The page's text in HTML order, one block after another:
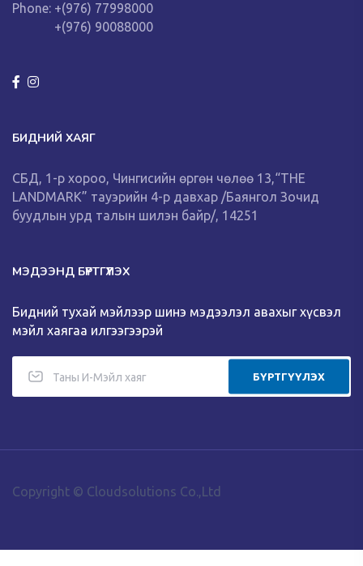
Phone: +(976) 77998000
+(976) 90088000
БИДНИЙ ХАЯГ
СБД, 1-р хороо, Чингисийн өргөн чөлөө 13,“THE
LANDMARK” тауэрийн 4-р давхар /Баянгол Зочид
буудлын урд талын шилэн байр/, 14251
МЭДЭЭНД БҮРТГҮҮЛЭХ
Бидний тухай мэйлээр шинэ мэдээлэл авахыг хүсвэл
мэйл хаягаа илгээгээрэй
БҮРТГҮҮЛЭХ
Copyright © Cloudsolutions Co.,Ltd